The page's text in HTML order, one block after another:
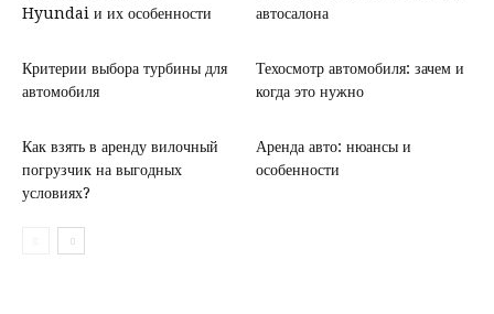
Hyundai и их особенности
автосалона
Критерии выбора турбины для
автомобиля
Техосмотр автомобиля: зачем и
когда это нужно
Как взять в аренду вилочный
погрузчик на выгодных
условиях?
Аренда авто: нюансы и
особенности